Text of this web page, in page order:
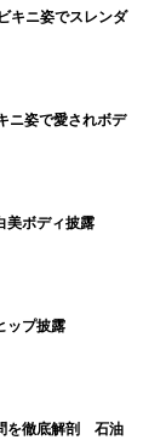
キニ姿でスレンダ
ニ姿で愛されボデ
美ボディ披露
ップ披露
を徹底解剖 石油